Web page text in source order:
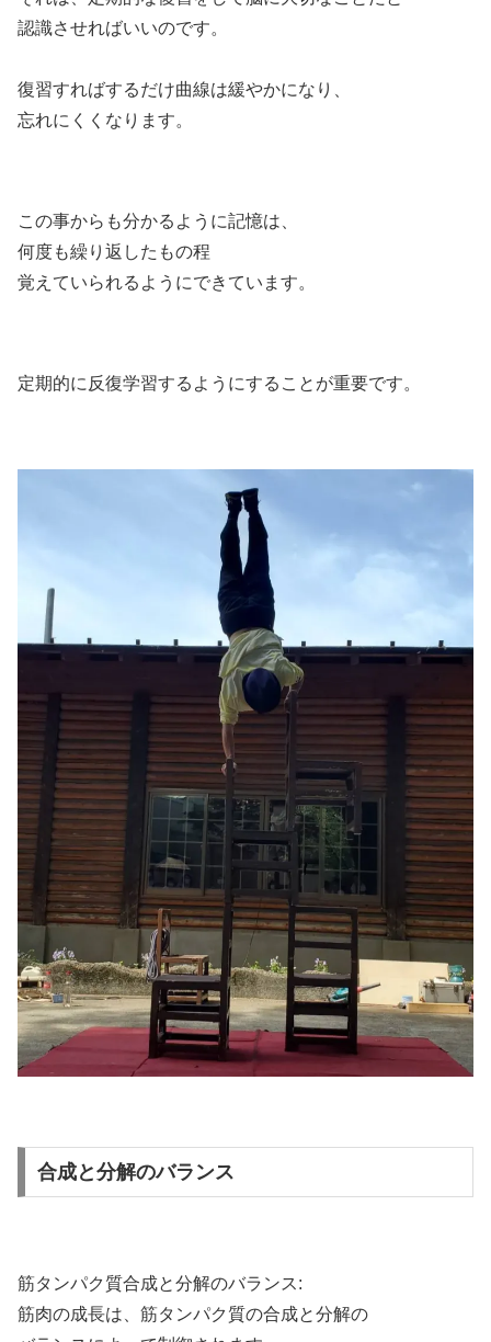
認識させればいいのです。
復習すればするだけ曲線は緩やかになり、
忘れにくくなります。
この事からも分かるように記憶は、
何度も繰り返したもの程
覚えていられるようにできています。
定期的に反復学習するようにすることが重要です。
合成と分解のバランス
筋タンパク質合成と分解のバランス:
筋肉の成長は、筋タンパク質の合成と分解の